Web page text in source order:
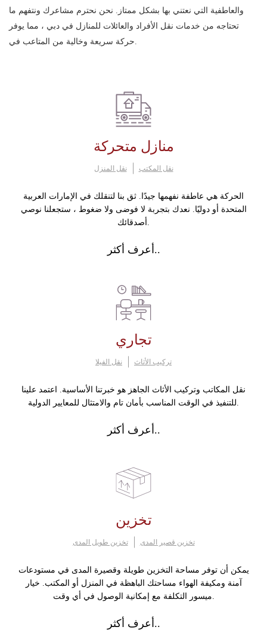
والعاطفية التي نعتني بها بشكل ممتاز. نحن نحترم مشاعرك ونتفهم ما
تحتاجه من خدمات نقل الأفراد والعائلات للمنازل في دبي ، مما يوفر
منازل متحركة
نقل المنزل نقل المكتب
الحركة هي عاطفة نفهمها جيدًا. ثق بنا لتنقلك في الإمارات العربية
المتحدة أو دوليًا. نعدك بتجربة لا فوضى ولا ضغوط ، ستجعلنا نوصي
أعرف أكثر..
تجاري
نقل الفيلا تركيب الأثاث
نقل المكاتب وتركيب الأثاث الجاهز هو خبرتنا الأساسية. اعتمد علينا
أعرف أكثر..
تخزين
تخزين طويل المدى تخزين قصير المدى
يمكن أن توفر مساحة التخزين طويلة وقصيرة المدى في مستودعات
آمنة ومكيفة الهواء مساحتك الباهظة في المنزل أو المكتب. خيار
أعرف أكثر..